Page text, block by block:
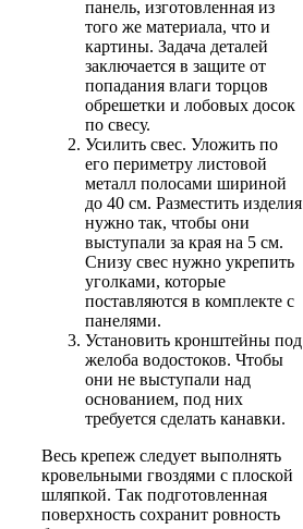
панель, изготовленная из
того же материала, что и
картины. Задача деталей
заключается в защите от
попадания влаги торцов
обрешетки и лобовых досок
по свесу.
Усилить свес. Уложить по
его периметру листовой
металл полосами шириной
до 40 см. Разместить изделия
нужно так, чтобы они
выступали за края на 5 см.
Снизу свес нужно укрепить
уголками, которые
поставляются в комплекте с
панелями.
Установить кронштейны под
желоба водостоков. Чтобы
они не выступали над
основанием, под них
требуется сделать канавки.
Весь крепеж следует выполнять
кровельными гвоздями с плоской
шляпкой. Так подготовленная
поверхность сохранит ровность